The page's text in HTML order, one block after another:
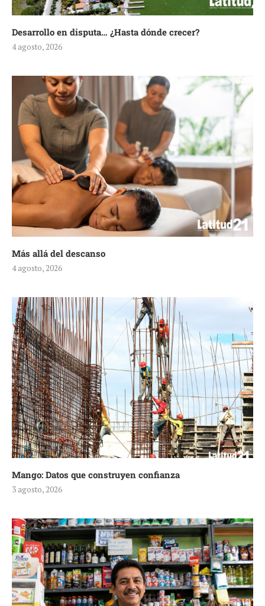
Desarrollo en disputa… ¿Hasta dónde crecer?
4 agosto, 2026
Más allá del descanso
4 agosto, 2026
Mango: Datos que construyen confianza
3 agosto, 2026